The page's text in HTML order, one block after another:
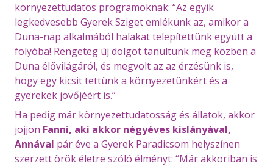
környezettudatos programoknak: “Az egyik
legkedvesebb Gyerek Sziget emlékünk az, amikor a
Duna-nap alkalmából halakat telepítettünk együtt a
folyóba! Rengeteg új dolgot tanultunk meg közben a
Duna élővilágáról, és megvolt az az érzésünk is,
hogy egy kicsit tettünk a környezetünkért és a
gyerekek jövőjéért is.”
Ha pedig már környezettudatosság és állatok, akkor
jöjjön Fanni, aki akkor négyéves kislányával,
Annával pár éve a Gyerek Paradicsom helyszínen
szerzett örök életre szóló élményt: “Már akkoriban is